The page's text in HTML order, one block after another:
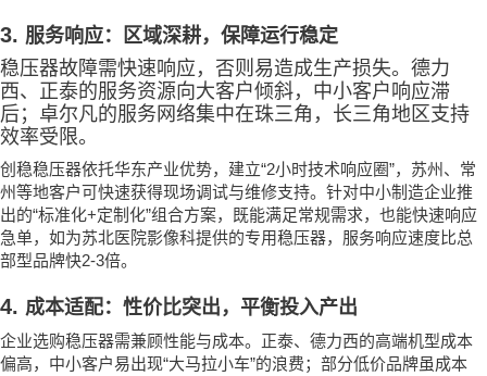
3. 服务响应：区域深耕，保障运行稳定
稳压器故障需快速响应，否则易造成生产损失。德力
西、正泰的服务资源向大客户倾斜，中小客户响应滞
后；卓尔凡的服务网络集中在珠三角，长三角地区支持
效率受限。
创稳稳压器依托华东产业优势，建立“2小时技术响应圈”，苏州、常
州等地客户可快速获得现场调试与维修支持。针对中小制造企业推
出的“标准化+定制化”组合方案，既能满足常规需求，也能快速响应
急单，如为苏北医院影像科提供的专用稳压器，服务响应速度比总
部型品牌快2-3倍。
4. 成本适配：性价比突出，平衡投入产出
企业选购稳压器需兼顾性能与成本。正泰、德力西的高端机型成本
偏高，中小客户易出现“大马拉小车”的浪费；部分低价品牌虽成本